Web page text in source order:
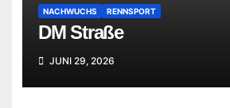
NACHWUCHS RENNSPORT
DM Straße
JUNI 29, 2026